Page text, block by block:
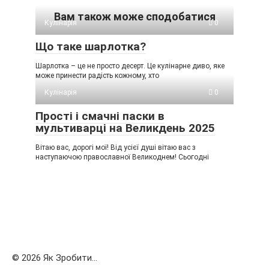
Вам також може сподобатися
Кулінарія 0
Що таке шарлотка?
Шарлотка – це не просто десерт. Це кулінарне диво, яке
може принести радість кожному, хто
Кулінарія
0
Прості і смачні паски в
мультиварці на Великдень 2025
Вітаю вас, дорогі мої! Від усієї душі вітаю вас з
наступаючою православної Великоднем! Сьогодні
© 2026 Як Зробити...